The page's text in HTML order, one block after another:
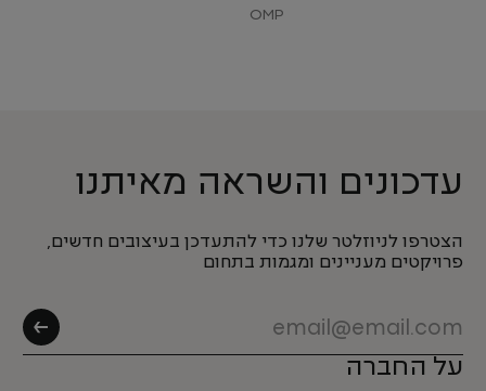
OMP
עדכונים והשראה מאיתנו
הצטרפו לניוזלטר שלנו כדי להתעדכן בעיצובים חדשים,
פרויקטים מעניינים ומגמות בתחום
על החברה